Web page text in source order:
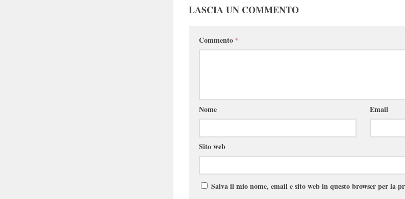
LASCIA UN COMMENTO
Commento *
Nome Email
Sito web
Salva il mio nome, email e sito web in questo browser per la